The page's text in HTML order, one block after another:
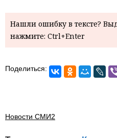
Нашли ошибку в тексте?
нажмите: Ctrl+Enter
Поделиться:
Новости СМИ2